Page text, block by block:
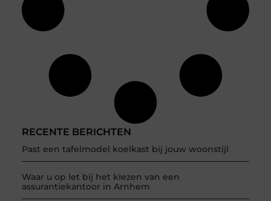
RECENTE BERICHTEN
Past een tafelmodel koelkast bij jouw woonstijl
Waar u op let bij het kiezen van een
assurantiekantoor in Arnhem